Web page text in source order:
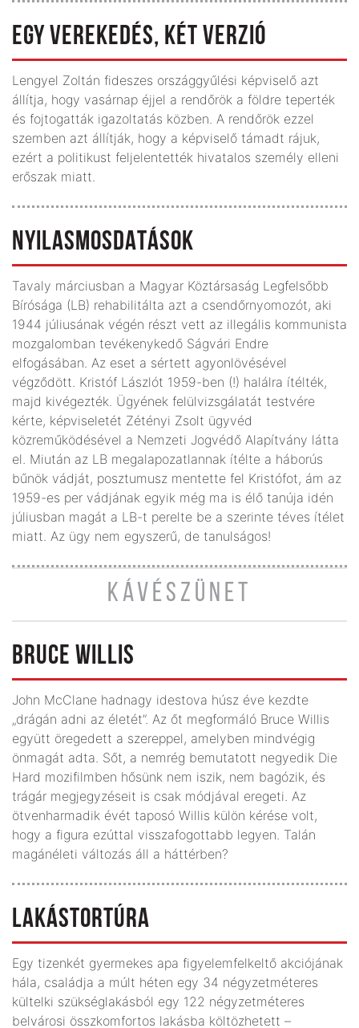
EGY VEREKEDÉS, KÉT VERZIÓ
Lengyel Zoltán fideszes országgyűlési képviselő azt
állítja, hogy vasárnap éjjel a rendőrök a földre teperték
és fojtogatták igazoltatás közben. A rendőrök ezzel
szemben azt állítják, hogy a képviselő támadt rájuk,
ezért a politikust feljelentették hivatalos személy elleni
erőszak miatt.
NYILASMOSDATÁSOK
Tavaly márciusban a Magyar Köztársaság Legfelsőbb
Bírósága (LB) rehabilitálta azt a csendőrnyomozót, aki
1944 júliusának végén részt vett az illegális kommunista
mozgalomban tevékenykedő Ságvári Endre
elfogásában. Az eset a sértett agyonlövésével
végződött. Kristóf Lászlót 1959-ben (!) halálra ítélték,
majd kivégezték. Ügyének felülvizsgálatát testvére
kérte, képviseletét Zétényi Zsolt ügyvéd
közreműködésével a Nemzeti Jogvédő Alapítvány látta
el. Miután az LB megalapozatlannak ítélte a háborús
bűnök vádját, posztumusz mentette fel Kristófot, ám az
1959-es per vádjának egyik még ma is élő tanúja idén
júliusban magát a LB-t perelte be a szerinte téves ítélet
miatt. Az ügy nem egyszerű, de tanulságos!
KÁVÉSZÜNET
BRUCE WILLIS
John McClane hadnagy idestova húsz éve kezdte
„drágán adni az életét”. Az őt megformáló Bruce Willis
együtt öregedett a szereppel, amelyben mindvégig
önmagát adta. Sőt, a nemrég bemutatott negyedik Die
Hard mozifilmben hősünk nem iszik, nem bagózik, és
trágár megjegyzéseit is csak módjával eregeti. Az
ötvenharmadik évét taposó Willis külön kérése volt,
hogy a figura ezúttal visszafogottabb legyen. Talán
magánéleti változás áll a háttérben?
LAKÁSTORTÚRA
Egy tizenkét gyermekes apa figyelemfelkeltő akciójának
hála, családja a múlt héten egy 34 négyzetméteres
kültelki szükséglakásból egy 122 négyzetméteres
belvárosi összkomfortos lakásba költözhetett –